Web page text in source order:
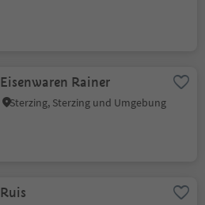
Eisenwaren Rainer
Sterzing, Sterzing und Umgebung
Ruis